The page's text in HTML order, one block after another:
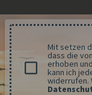
Mit setzen
dass die
erhoben
kann ich
widerrufen.